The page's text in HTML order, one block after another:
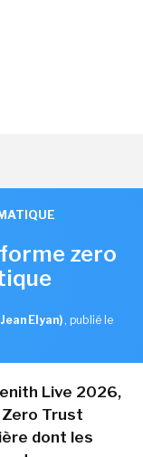
zero
Elyan) , publié le
Live 2026,
Trust
dont les